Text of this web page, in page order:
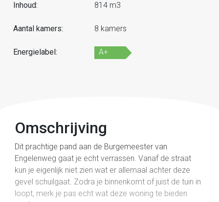
Inhoud: 814 m3
Aantal kamers: 8 kamers
Energielabel: A+
Omschrijving
Dit prachtige pand aan de Burgemeester van
Engelenweg gaat je echt verrassen. Vanaf de straat
kun je eigenlijk niet zien wat er allemaal achter deze
gevel schuilgaat. Zodra je binnenkomt of juist de tuin in
loopt, merk je pas echt wat deze woning te bieden